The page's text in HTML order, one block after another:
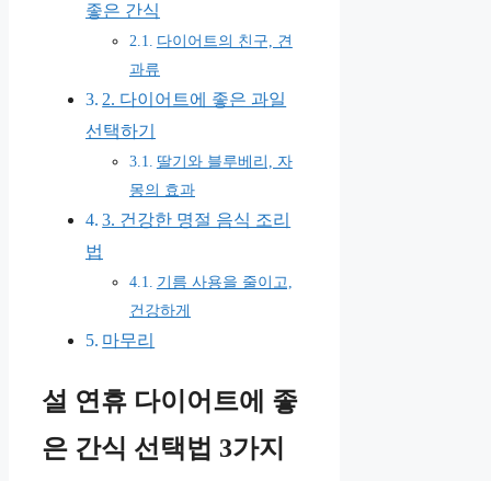
좋은 간식
다이어트의 친구, 견
과류
2. 다이어트에 좋은 과일
선택하기
딸기와 블루베리, 자
몽의 효과
3. 건강한 명절 음식 조리
법
기름 사용을 줄이고,
건강하게
마무리
설 연휴 다이어트에 좋
은 간식 선택법 3가지